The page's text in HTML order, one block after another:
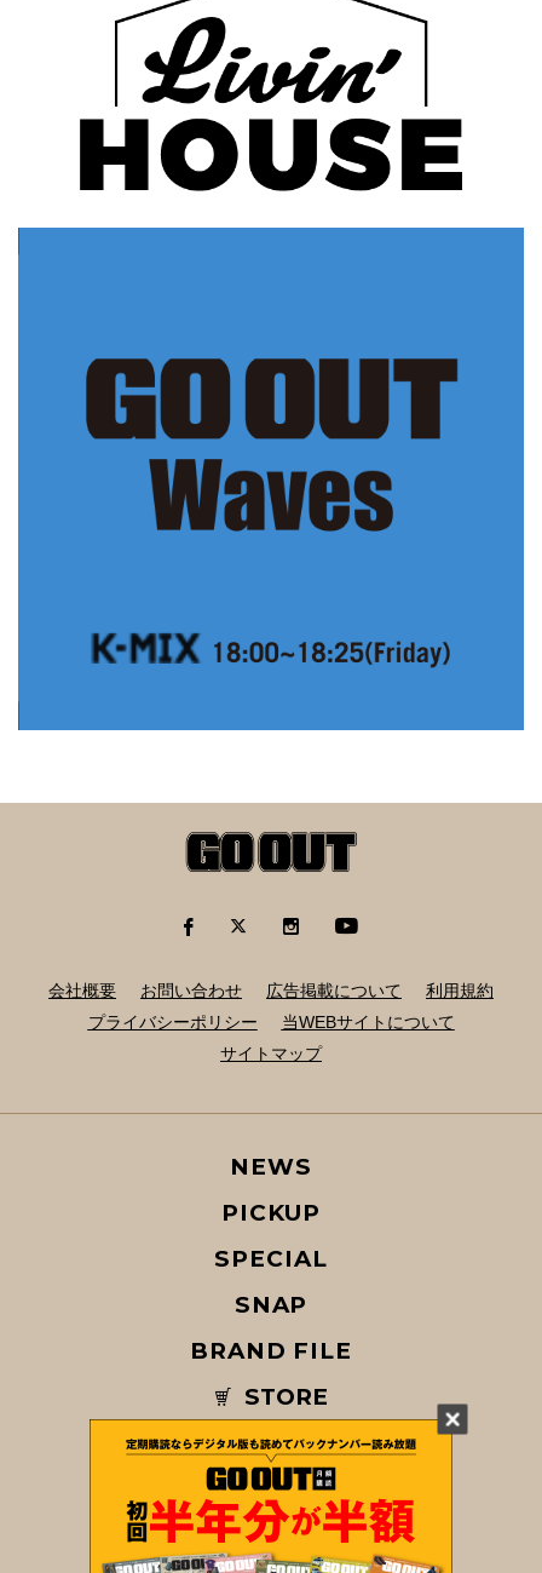
会社概要 お問い合わせ 広告掲載について
利用規約
プライバシーポリシー
当WEBサイトについて
サイトマップ
NEWS
PICKUP
SPECIAL
SNAP
BRAND FILE
STORE
MAGAZINE